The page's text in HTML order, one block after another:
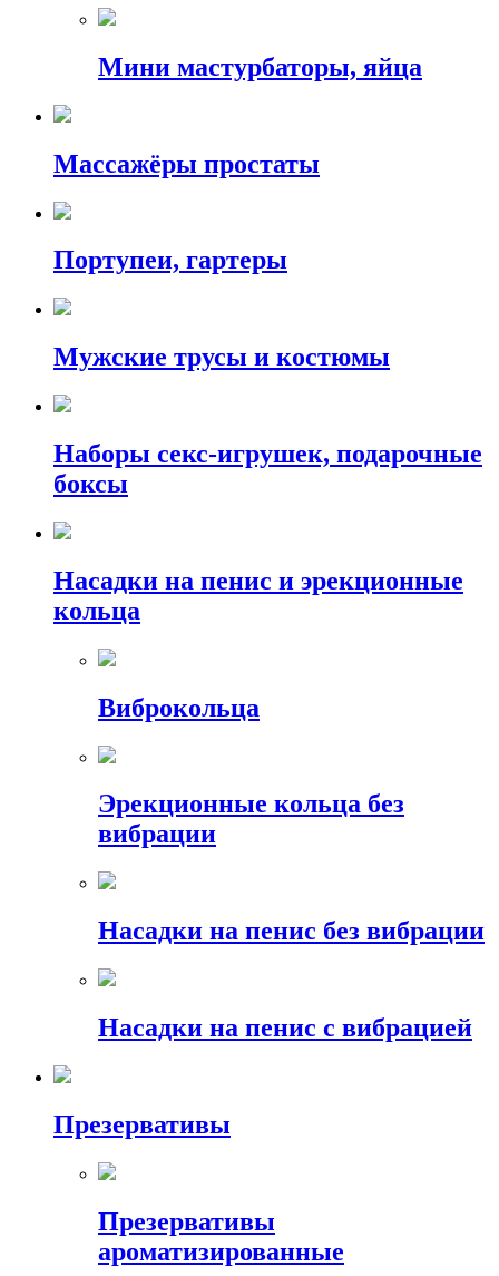
Мини мастурбаторы, яйца
Массажёры простаты
Портупеи, гартеры
Мужские трусы и костюмы
Наборы секс-игрушек, подарочные
боксы
Насадки на пенис и эрекционные
кольца
Виброкольца
Эрекционные кольца без
вибрации
Насадки на пенис без вибрации
Насадки на пенис с вибрацией
Презервативы
Презервативы
ароматизированные